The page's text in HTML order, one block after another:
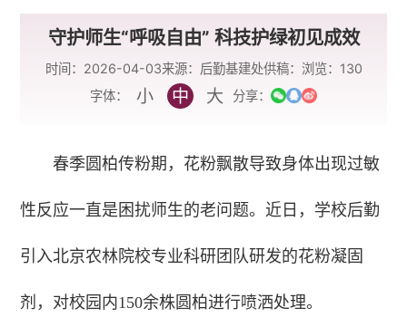
守护师生“呼吸自由” 科技护绿初见成效
时间：2026-04-03来源：后勤基建处供稿： 浏览： 130
字体：
小 中 大 分享：
春季圆柏传粉期，花粉飘散导致身体出现过敏
性反应一直是困扰师生的老问题。近日，学校后勤
引入北京农林院校专业科研团队研发的花粉凝固
剂，对校园内150余株圆柏进行喷洒处理。